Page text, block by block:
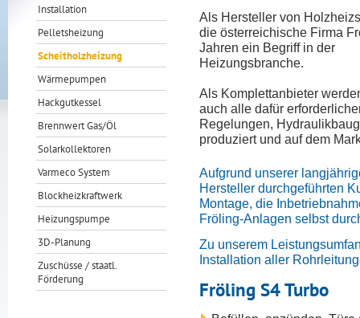
Installation
Pelletsheizung
Scheitholzheizung
Wärmepumpen
Hackgutkessel
Brennwert Gas/Öl
Solarkollektoren
Varmeco System
Blockheizkraftwerk
Heizungspumpe
3D-Planung
Zuschüsse / staatl.
Förderung
Als Hersteller von
die österreichische Firma
Jahren ein Begriff in der
Heizungsbranche.
Als Komplettanbieter
auch alle dafür
Regelungen,
produziert und auf dem
Aufgrund unserer
Hersteller durchgeführten
Montage, die
Fröling-Anlagen selbst
Zu unserem
Installation aller
Fröling S4 Turbo